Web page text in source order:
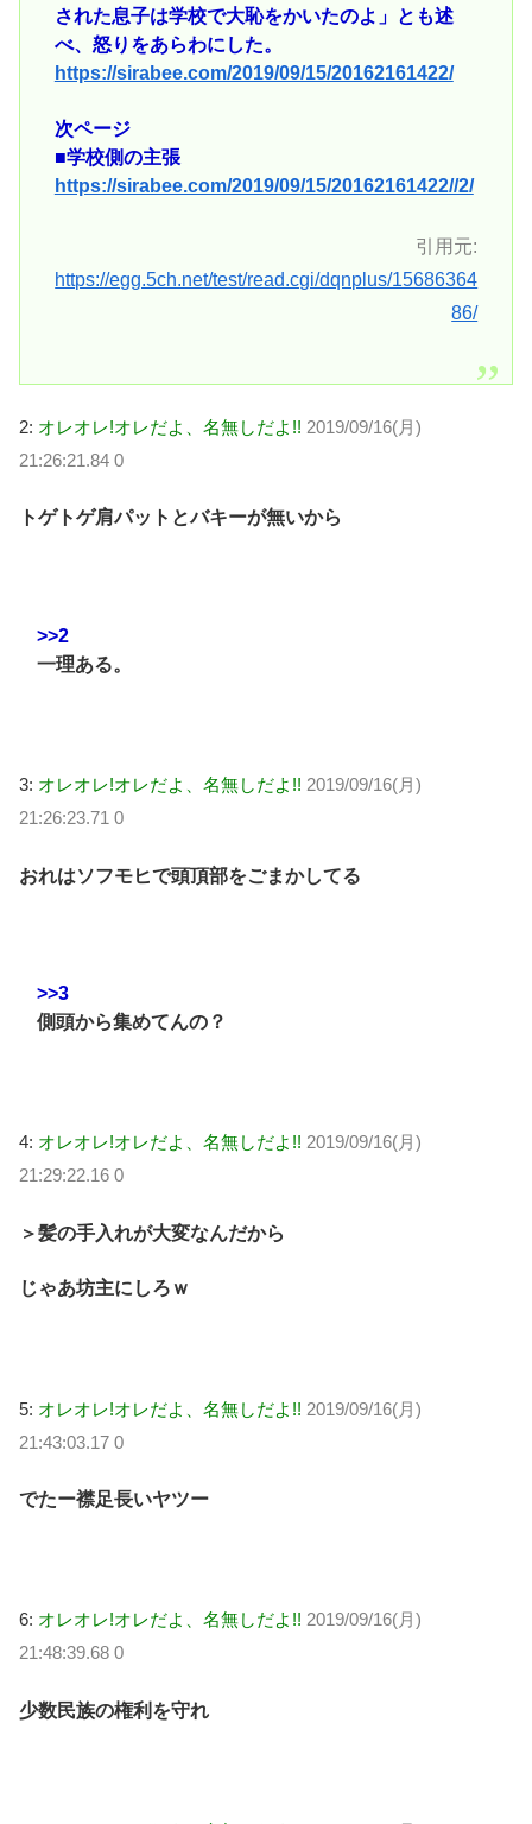
された息子は学校で大恥をかいたのよ」とも述
べ、怒りをあらわにした。
https://sirabee.com/2019/09/15/20162161422/
次ページ
■学校側の主張
https://sirabee.com/2019/09/15/20162161422//2/
引用元:
https://egg.5ch.net/test/read.cgi/dqnplus/15686364
86/
2: オレオレ!オレだよ、名無しだよ!! 2019/09/16(月)
21:26:21.84 0
トゲトゲ肩パットとバキーが無いから
>>2
一理ある。
3: オレオレ!オレだよ、名無しだよ!! 2019/09/16(月)
21:26:23.71 0
おれはソフモヒで頭頂部をごまかしてる
>>3
側頭から集めてんの？
4: オレオレ!オレだよ、名無しだよ!! 2019/09/16(月)
21:29:22.16 0
＞髪の手入れが大変なんだから
じゃあ坊主にしろｗ
5: オレオレ!オレだよ、名無しだよ!! 2019/09/16(月)
21:43:03.17 0
でたー襟足長いヤツー
6: オレオレ!オレだよ、名無しだよ!! 2019/09/16(月)
21:48:39.68 0
少数民族の権利を守れ